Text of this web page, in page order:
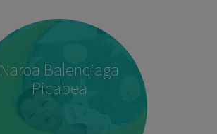
Naroa Balenciaga
Picabea